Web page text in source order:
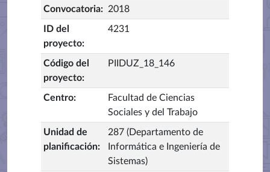
Convocatoria: 2018
ID del
proyecto:
4231
Código del
proyecto:
PIIDUZ_18_146
Centro:
Facultad de Ciencias
Sociales y del Trabajo
Unidad de
planificación:
287 (Departamento de
Informática e Ingeniería de
Sistemas)